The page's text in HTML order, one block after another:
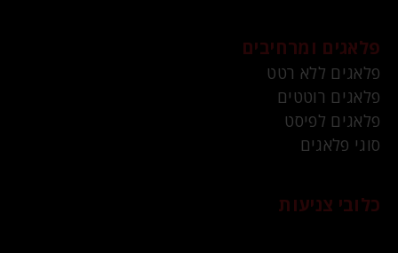
פלאגים ומרחיבים
פלאגים ללא רטט
פלאגים רוטטים
פלאגים לפיסט
סוגי פלאגים
כלובי צניעות